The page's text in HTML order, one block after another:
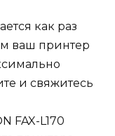
как раз
ваш принтер
и свяжитесь
FAX-L170